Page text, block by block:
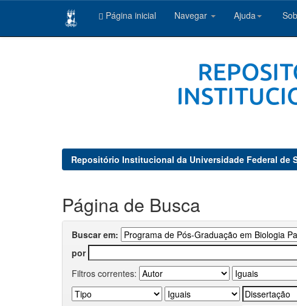
Página inicial Navegar Ajuda
Repositório Institucional da Universidade Federal de
Página de Busca
Buscar em:
por
Filtros correntes: